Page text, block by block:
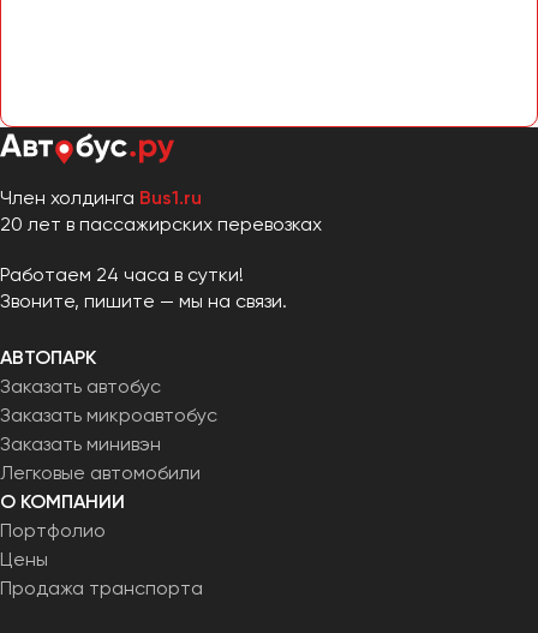
Член холдинга Bus1.ru
20 лет в пассажирских перевозках
Работаем 24 часа в сутки!
Звоните, пишите — мы на связи.
АВТОПАРК
Заказать автобус
Заказать микроавтобус
Заказать минивэн
Легковые автомобили
О КОМПАНИИ
Портфолио
Цены
Продажа транспорта